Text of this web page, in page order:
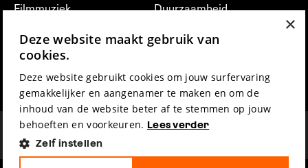
Filmmuziek
Press & Industry
Film Fest Friends
Duurzaamheid
vrijwilligerswerk bij FFG
Privacy & Disclaimer
×
Deze website maakt gebruik van
cookies.
Deze website gebruikt cookies om jouw surfervaring
gemakkelijker en aangenamer te maken en om de
inhoud van de website beter af te stemmen op jouw
behoeften en voorkeuren. Lees verder
Zelf instellen